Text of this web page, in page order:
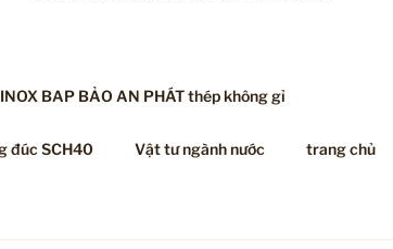
BAP BẢO AN PHÁT thép không gỉ
đúc SCH40 Vật tư ngành nước trang chủ